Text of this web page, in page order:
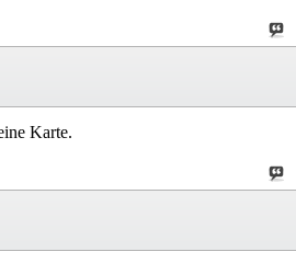
Karte.